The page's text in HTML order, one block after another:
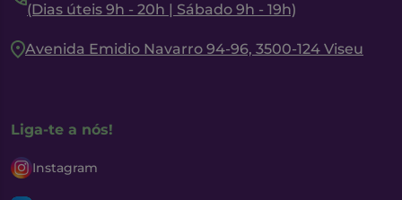
(Dias úteis 9h - 20h | Sábado 9h - 19h)
Avenida Emidio Navarro 94-96, 3500-124 Viseu
Liga-te a nós!
Instagram